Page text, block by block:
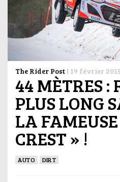
The Rider Post | 19 février 2015
44 MÈTRES :
PLUS LONG
LA
CREST » !
AUTO DIRT